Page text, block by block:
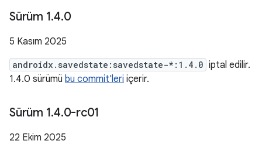
Sürüm 1.4.0
5 Kasım 2025
androidx.savedstate:savedstate-*:1.4.0 iptal edilir.
1.4.0 sürümü bu commit'leri içerir.
Sürüm 1.4.0-rc01
22 Ekim 2025